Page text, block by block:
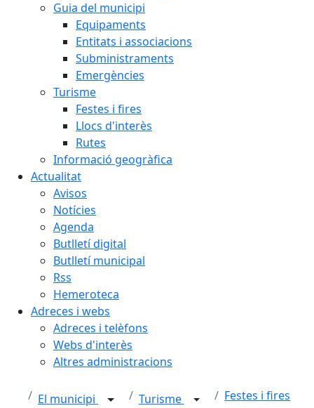
Guia del municipi
Equipaments
Entitats i associacions
Subministraments
Emergències
Turisme
Festes i fires
Llocs d'interès
Rutes
Informació geogràfica
Actualitat
Avisos
Notícies
Agenda
Butlletí digital
Butlletí municipal
Rss
Hemeroteca
Adreces i webs
Adreces i telèfons
Webs d'interès
Altres administracions
El municipi Turisme Festes i fires